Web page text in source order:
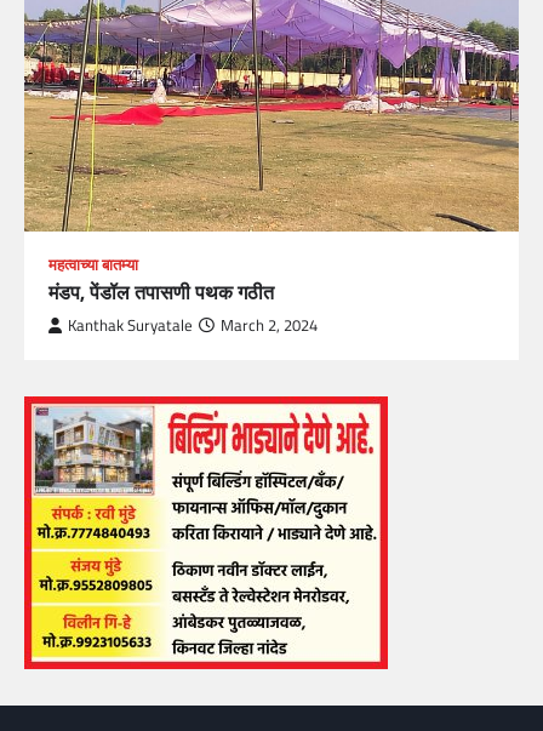
महत्वाच्या बातम्या
मंडप, पेंडॉल तपासणी पथक गठीत
Kanthak Suryatale March 2, 2024